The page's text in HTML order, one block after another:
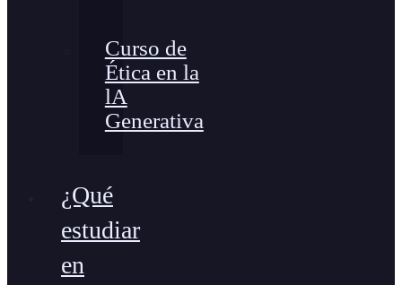
Curso de
Ética en la
lA
Generativa
¿Qué
estudiar
en